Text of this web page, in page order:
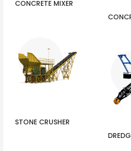
CONCRETE MIXER
STONE CRUSHER